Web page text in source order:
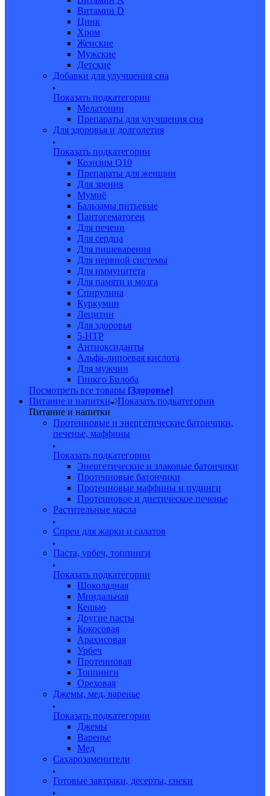
Витамин D
Цинк
Хром
Женские
Мужские
Детские
Добавки для улучшения сна
Показать подкатегории
Мелатонин
Препараты для улучшения сна
Для здоровья и долголетия
Показать подкатегории
Коэнзим Q10
Препараты для женщин
Для зрения
Мумиё
Бальзамы питьевые
Пантогематоген
Для печени
Для сердца
Для пищеварения
Для нервной системы
Для иммунитета
Для памяти и мозга
Спирулина
Куркумин
Лецитин
Для здоровья
5-HTP
Антиоксиданты
Альфа-липоевая кислота
Для мужчин
Гинкго Билоба
Посмотреть все товары [Здоровье]
Питание и напитки
Показать подкатегории
Питание и напитки
Протеиновые и энергетические батончики,
печенье, маффины
Показать подкатегории
Энергетические и злаковые батончики
Протеиновые батончики
Протеиновые маффины и пудинги
Протеиновое и диетическое печенье
Растительные масла
Спреи для жарки и салатов
Паста, урбеч, топпинги
Показать подкатегории
Шоколадная
Миндальная
Кешью
Другие пасты
Кокосовая
Арахисовая
Урбеч
Протеиновая
Топпинги
Ореховая
Джемы, мед, варенье
Показать подкатегории
Джемы
Варенье
Мед
Сахарозаменители
Готовые завтраки, десерты, снеки